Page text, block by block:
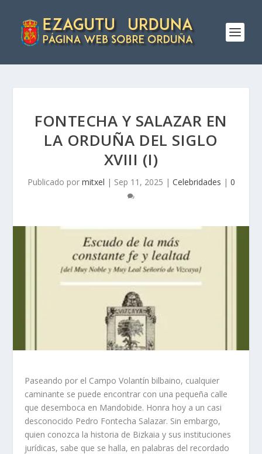
FONTECHA Y SALAZAR EN
LA ORDUÑA DEL SIGLO
XVIII (I)
Publicado por mitxel | Sep 11, 2025 | Celebridades | 0
Paseando por el Campo Volantín bilbaino, cualquier
caminante se puede encontrar con una pequeña calle
que desemboca en Mandobide. Honra hoy a un casi
desconocido Pedro Fontecha Salazar. Sin embargo,
quien conozca la historia de Bizkaia y sus instituciones
jurídicas, sabe que se halla, en palabras del recordado